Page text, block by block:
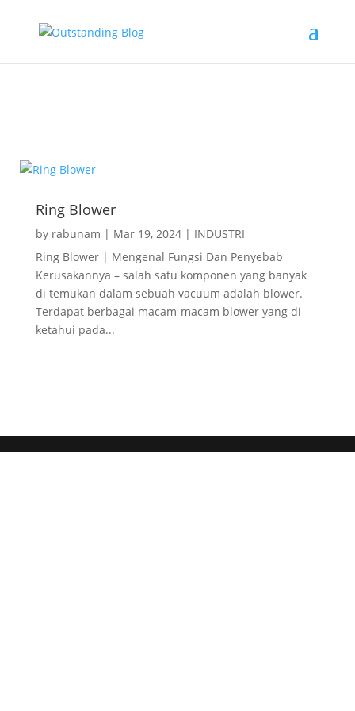
Ring Blower | Mengenal Fungsi Dan
Ring Blower
by rabunam | Mar 19, 2024| INDUSTRI
Ring Blower | Mengenal Fungsi Dan Penyebab
Kerusakannya – salah satu komponen yang banyak
di temukan dalam sebuah vacuum adalah blower.
Terdapat berbagai macam-macam blower yang di
ketahui pada...